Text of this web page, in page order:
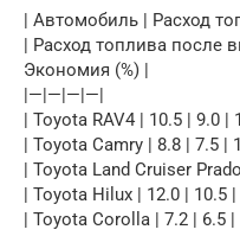
| Автомобиль | Расход
| Расход топлива после
Экономия (%) |
|—|—|—|—|
| Toyota RAV4 | 10.5 | 9.0 |
| Toyota Camry | 8.8 | 7.5 |
| Toyota Land Cruiser
| Toyota Hilux | 12.0 | 10.5 |
| Toyota Corolla | 7.2 | 6.5 |